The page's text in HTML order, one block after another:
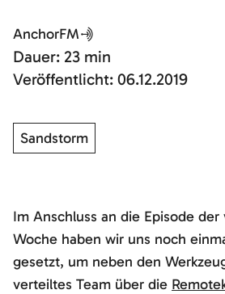
Dauer: 23 min
Veröffentlicht: 06.12.2019
AnchorFM
Sandstorm
Im Anschluss an die Episode der
Woche haben wir uns noch
gesetzt, um neben den
verteiltes Team über die